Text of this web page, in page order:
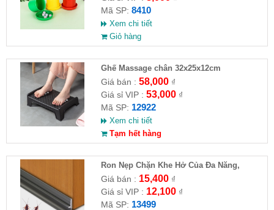
Mã SP: 8410
Xem chi tiết
Giỏ hàng
Ghế Massage chân 32x25x12cm
Giá bán : 58,000₫
Giá sỉ VIP : 53,000₫
Mã SP: 12922
Xem chi tiết
Tạm hết hàng
Ron Nẹp Chặn Khe Hở Của Đa Năng,
Chống Côn Trùng( HĐ )
Giá bán : 15,400₫
Giá sỉ VIP : 12,100₫
Mã SP: 13499